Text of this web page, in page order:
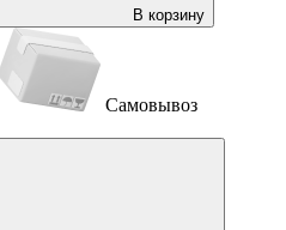
В корзину
Самовывоз